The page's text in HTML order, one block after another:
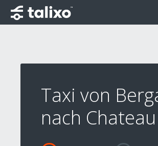
Taxi von
nach